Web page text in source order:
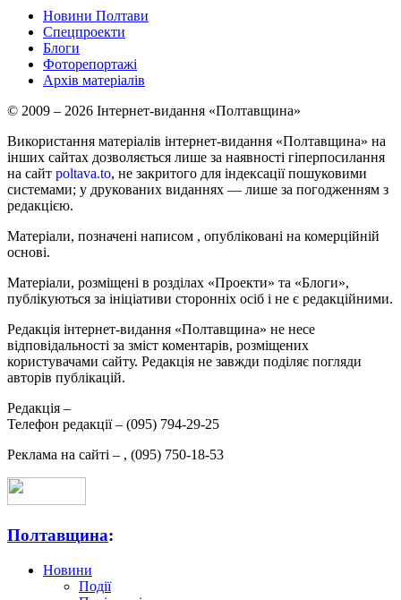
Новини Полтави
Спецпроекти
Блоги
Фоторепортажі
Архів матеріалів
© 2009 – 2026 Інтернет-видання «Полтавщина»
Використання матеріалів інтернет-видання «Полтавщина» на
інших сайтах дозволяється лише за наявності гіперпосилання
на сайт poltava.to, не закритого для індексації пошуковими
системами; у друкованих виданнях — лише за погодженням з
редакцією.
Матеріали, позначені написом , опубліковані на комерційній
основі.
Матеріали, розміщені в розділах «Проекти» та «Блоги»,
публікуються за ініціативи сторонніх осіб і не є редакційними.
Редакція інтернет-видання «Полтавщина» не несе
відповідальності за зміст коментарів, розміщених
користувачами сайту. Редакція не завжди поділяє погляди
авторів публікацій.
Редакція –
Телефон редакції – (095) 794-29-25
Реклама на сайті – , (095) 750-18-53
Полтавщина:
Новини
Події